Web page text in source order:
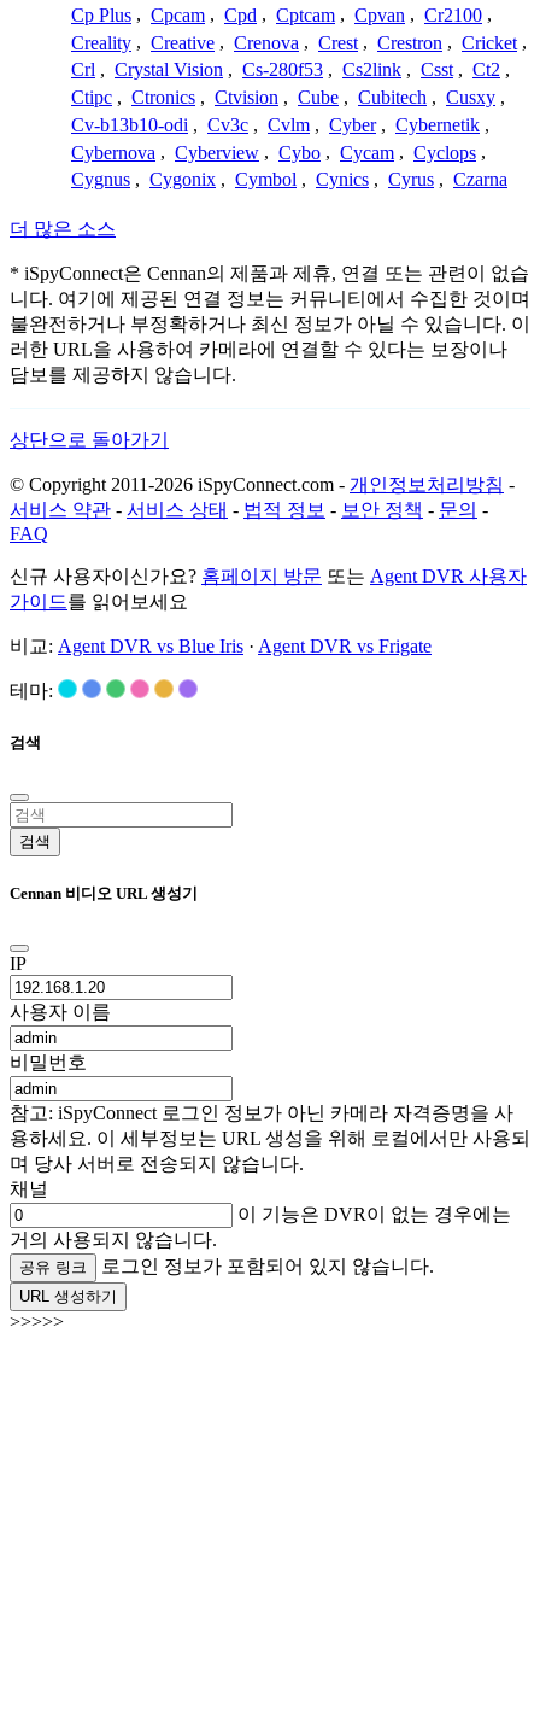
Cp Plus , Cpcam , Cpd , Cptcam , Cpvan , Cr2100 ,
Creality , Creative , Crenova , Crest , Crestron , Cricket ,
Crl , Crystal Vision , Cs-280f53 , Cs2link , Csst , Ct2 ,
Ctipc , Ctronics , Ctvision , Cube , Cubitech , Cusxy ,
Cv-b13b10-odi , Cv3c , Cvlm , Cyber , Cybernetik ,
Cybernova , Cyberview , Cybo , Cycam , Cyclops ,
Cygnus , Cygonix , Cymbol , Cynics , Cyrus , Czarna
더 많은 소스
* iSpyConnect은 Cennan의 제품과 제휴, 연결 또는 관련이 없습
니다. 여기에 제공된 연결 정보는 커뮤니티에서 수집한 것이며
불완전하거나 부정확하거나 최신 정보가 아닐 수 있습니다. 이
러한 URL을 사용하여 카메라에 연결할 수 있다는 보장이나
담보를 제공하지 않습니다.
상단으로 돌아가기
© Copyright 2011-2026 iSpyConnect.com - 개인정보처리방침 -
서비스 약관 - 서비스 상태 - 법적 정보 - 보안 정책 - 문의 -
FAQ
신규 사용자이신가요? 홈페이지 방문 또는 Agent DVR 사용자
가이드를 읽어보세요
비교: Agent DVR vs Blue Iris · Agent DVR vs Frigate
테마:
검색
검색
Cennan 비디오 URL 생성기
IP
사용자 이름
비밀번호
참고: iSpyConnect 로그인 정보가 아닌 카메라 자격증명을 사
용하세요. 이 세부정보는 URL 생성을 위해 로컬에서만 사용되
며 당사 서버로 전송되지 않습니다.
채널
이 기능은 DVR이 없는 경우에는
거의 사용되지 않습니다.
공유 링크 로그인 정보가 포함되어 있지 않습니다.
URL 생성하기
>>>>>